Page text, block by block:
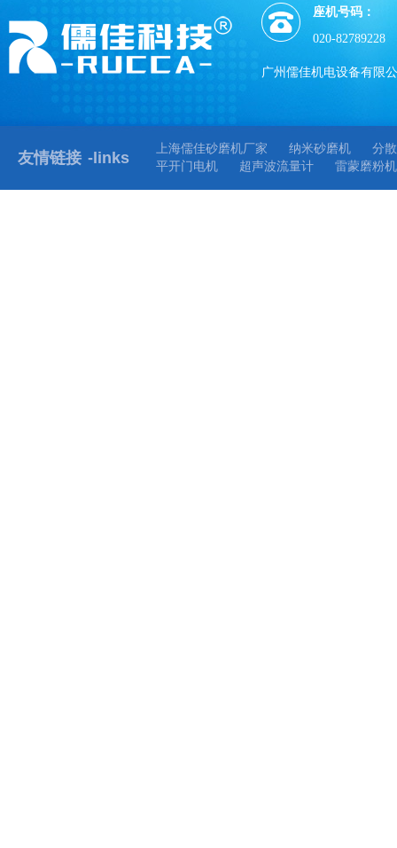
座机号码：
020-82789228
广州儒佳机电设备有限
友情链接 -links
上海儒佳砂磨机厂家 纳米砂磨机
分
平开门电机
超声波流量计 雷蒙磨粉机